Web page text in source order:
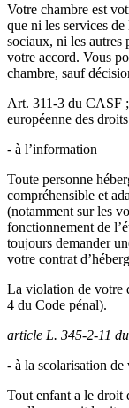
Votre chambre est
que ni les services
sociaux, ni les autres
votre accord. Vous
chambre, sauf
Art. 311-3 du CASF
européenne des
- à l’information
Toute personne
compréhensible et
(notamment sur les
fonctionnement de
toujours demander
votre contrat
La violation de votre
4 du Code pénal).
article L. 345-2-11
- à la scolarisation de
Tout enfant a le droit